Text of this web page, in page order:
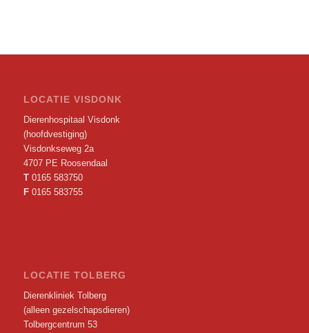
LOCATIE VISDONK
Dierenhospitaal Visdonk
(hoofdvestiging)
Visdonkseweg 2a
4707 PE Roosendaal
T 0165 583750
F 0165 583755
LOCATIE TOLBERG
Dierenkliniek Tolberg
(alleen gezelschapsdieren)
Tolbergcentrum 53